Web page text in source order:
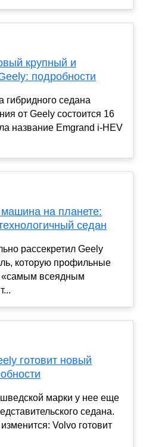
крупный и
подробности
седана
от Geely состоится 16
название Emgrand i-HEV
на планете:
седан
рассекретил Geely
которую профильные
«самым всеядным
готовит новый
марки у нее еще
седана.
Volvo готовит